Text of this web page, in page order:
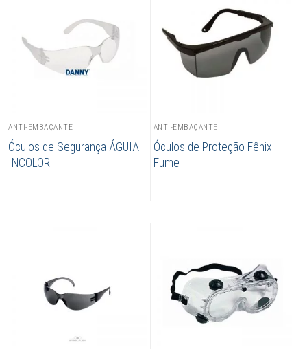
ANTI-EMBAÇANTE
Óculos de Segurança ÁGUIA
INCOLOR
ANTI-EMBAÇANTE
Óculos de Proteção Fênix
Fume